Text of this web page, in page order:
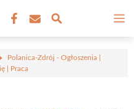
Polanica-Zdrój - Ogłoszenia |
| Praca